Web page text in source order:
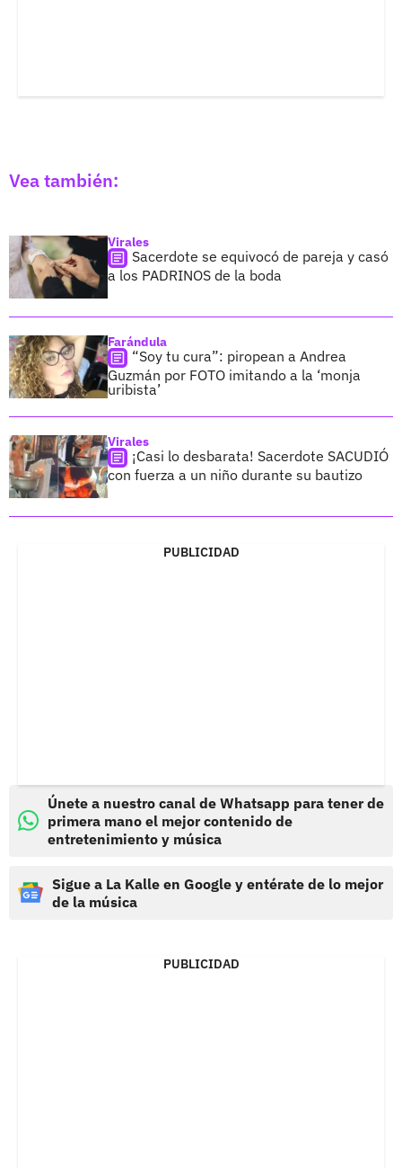
Vea también:
Virales
Sacerdote se equivocó de pareja y casó
a los PADRINOS de la boda
Farándula
“Soy tu cura”: piropean a Andrea
Guzmán por FOTO imitando a la ‘monja
uribista’
Virales
¡Casi lo desbarata! Sacerdote SACUDIÓ
con fuerza a un niño durante su bautizo
PUBLICIDAD
Únete a nuestro canal de Whatsapp para tener de
primera mano el mejor contenido de
entretenimiento y música
Sigue a La Kalle en Google y entérate de lo mejor
de la música
PUBLICIDAD